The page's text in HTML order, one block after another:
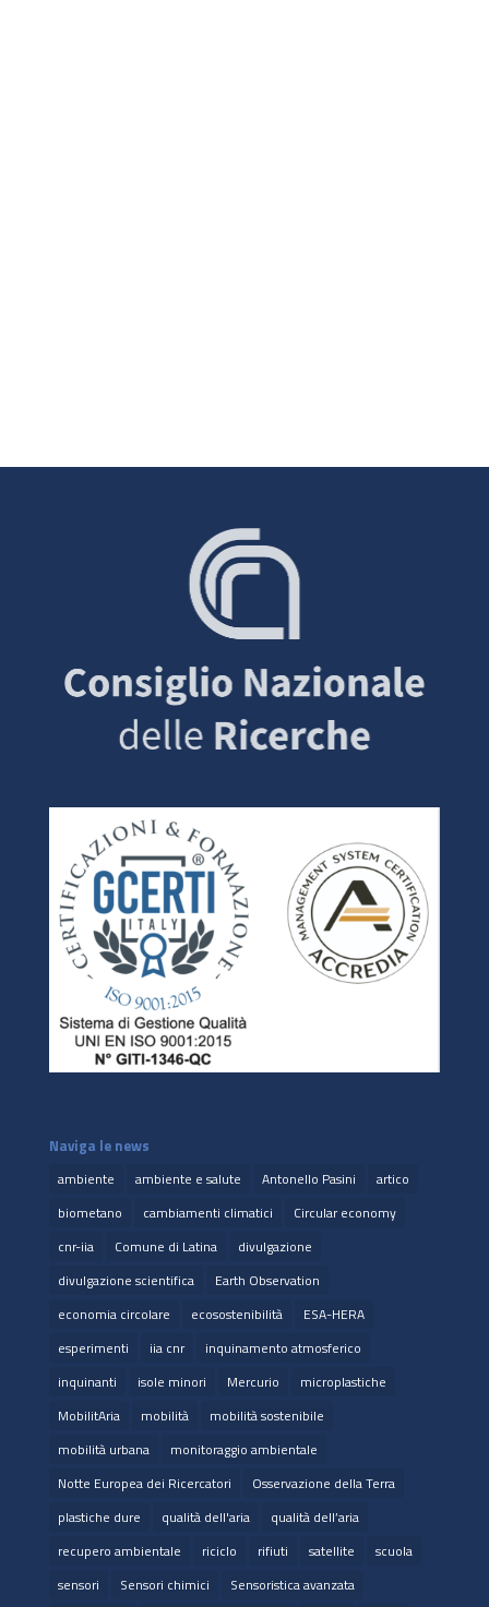
Naviga le news
ambiente ambiente e salute Antonello Pasini
artico
biometano
cambiamenti climatici
Circular economy
cnr-iia
Comune di Latina
divulgazione
divulgazione scientifica
Earth Observation
economia circolare
ecosostenibilità
ESA-HERA
esperimenti
iia cnr
inquinamento atmosferico
inquinanti
isole minori Mercurio
microplastiche
MobilitAria
mobilità
mobilità sostenibile
mobilità urbana
monitoraggio ambientale
Notte Europea dei Ricercatori
Osservazione della Terra
plastiche dure
qualità dell'aria
qualità dell’aria
recupero ambientale
riciclo rifiuti satellite
scuola
sensori
Sensori chimici Sensoristica avanzata